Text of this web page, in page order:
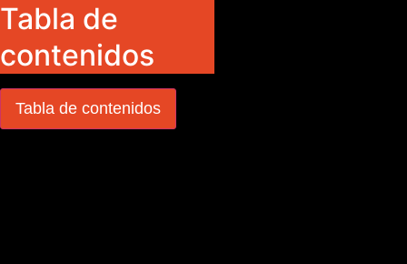
Tabla de
contenidos
Tabla de contenidos